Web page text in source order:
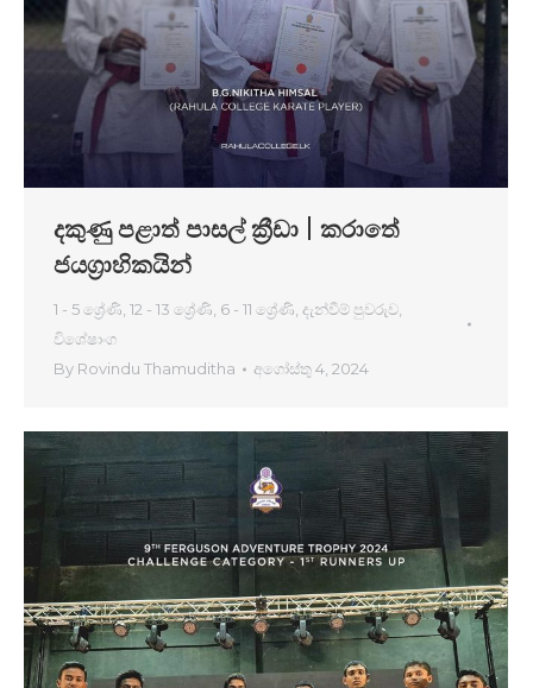
දකුණු පළාත් පාසල් ක්‍රීඩා | කරාතේ
ජයග්‍රාහිකයින්
1 - 5 ශ්‍රේණි 12 - 13 ශ්‍රේණි 6 - 11 ශ්‍රේණි දැන්වීම් පුවරුව
විශේෂාංග
By Rovindu Thamuditha අගෝස්තු 4, 2024